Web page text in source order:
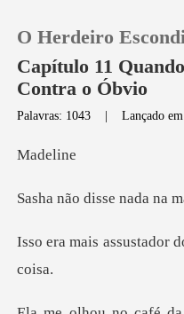
Histórico
O Herdeiro
Capítulo 11
Contra o Óbvio
Palavras: 1043 |Lançado
de
se nada na
dor